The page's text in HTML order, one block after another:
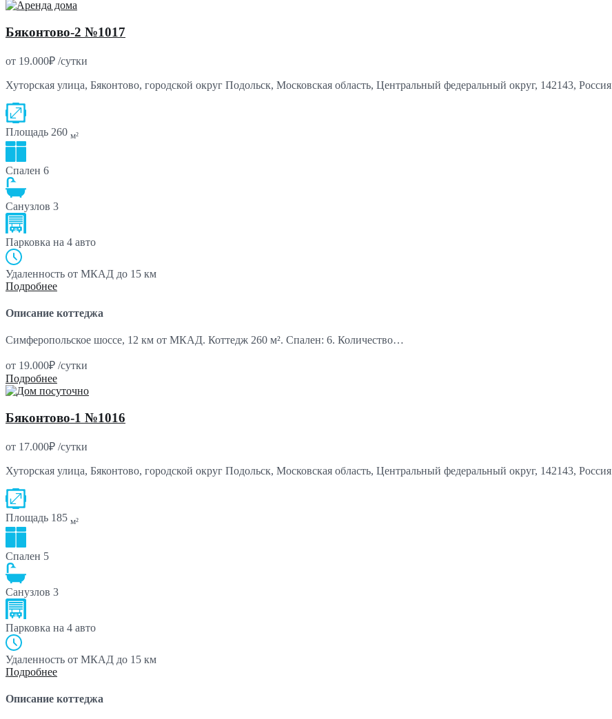
Бяконтово-2 №1017
от 19.000₽ /сутки
Хуторская улица, Бяконтово, городской округ Подольск, Московская область, Центральный федеральный округ, 142143, Россия
Площадь 260 м²
Спален 6
Санузлов 3
Парковка на 4 авто
Удаленность от МКАД до 15 км
Подробнее
Описание коттеджа
Симферопольское шоссе, 12 км от МКАД. Коттедж 260 м². Спален: 6. Количество…
от 19.000₽ /сутки
Подробнее
Бяконтово-1 №1016
от 17.000₽ /сутки
Хуторская улица, Бяконтово, городской округ Подольск, Московская область, Центральный федеральный округ, 142143, Россия
Площадь 185 м²
Спален 5
Санузлов 3
Парковка на 4 авто
Удаленность от МКАД до 15 км
Подробнее
Описание коттеджа